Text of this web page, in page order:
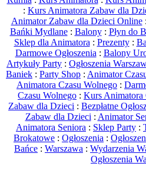
: Kurs Animatora Zabaw dla
Animator Zabaw dla Dzieci Online:
Bańki Mydlane: Balony: Płyn do
Sklep dla Animatora : Prezenty:
Darmowe Ogłoszenia : Balony
Artykuły Party : Ogłoszenia
Baniek : Party Shop : Animator
Animatora Czasu Wolnego :
Czasu Wolnego : Kurs Animatora
Zabaw dla Dzieci : Bezpłatne
Zabaw dla Dzieci : Animator
Animatora Seniora : Sklep Party :
Brokatowe : Ogłoszenia :
Bańce : Warszawa : Wydarzenia
Ogłoszenia